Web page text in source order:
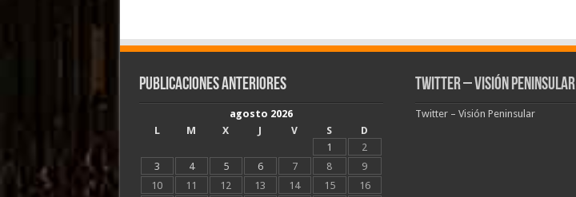
Publicaciones Anteriores
agosto 2026
L
M X J V S
D
1
2
3
4 5 6 7 8
9
10
11 12 13 14 15
16
Twitter – Visión Peninsular
Twitter – Visión Peninsular